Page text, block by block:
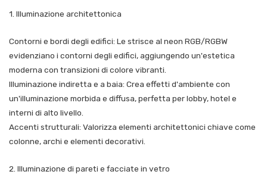
1. Illuminazione architettonica
Contorni e bordi degli edifici: Le strisce al neon RGB/RGBW
evidenziano i contorni degli edifici, aggiungendo un'estetica
moderna con transizioni di colore vibranti.
Illuminazione indiretta e a baia: Crea effetti d'ambiente con
un'illuminazione morbida e diffusa, perfetta per lobby, hotel e
interni di alto livello.
Accenti strutturali: Valorizza elementi architettonici chiave come
colonne, archi e elementi decorativi.
2. Illuminazione di pareti e facciate in vetro